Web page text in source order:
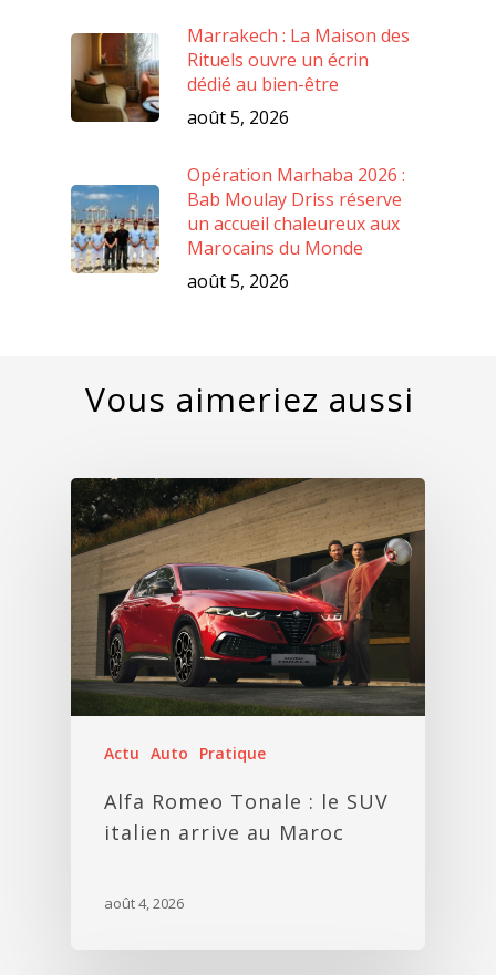
Marrakech : La Maison des
Rituels ouvre un écrin
dédié au bien-être
août 5, 2026
Opération Marhaba 2026 :
Bab Moulay Driss réserve
un accueil chaleureux aux
Marocains du Monde
août 5, 2026
Actu Auto Pratique
Alfa Romeo Tonale : le SUV
italien arrive au Maroc
août 4, 2026